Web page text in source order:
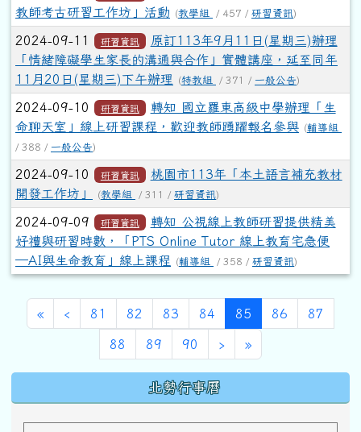
教師考古研習工作坊」活動
(教學組 / 457 / 研習資訊)
2024-09-11 研習資訊
原訂113年9月11日(星期三)辦理
「情緒障礙學生家長的溝通與合作」實體講座，延至同年
11月20日(星期三)下午辦理
(特教組 / 371 / 一般公告)
2024-09-10 研習資訊
轉知 國立羅東高級中學辦理「生
命聊天室」線上研習課程，歡迎教師踴躍報名參與 (輔導組
/ 388 / 一般公告)
2024-09-10 研習資訊
桃園市113年「本土語言補充教材
開發工作坊」
(教學組 / 311 / 研習資訊)
2024-09-09 研習資訊
轉知 公視線上教師研習提供精美
好禮與研習時數，「PTS Online Tutor 線上教育宅急便
─AI與生命教育」線上課程
(輔導組 / 358 / 研習資訊)
«第一頁
‹ 上一頁
81 82 83 84 85 (目前頁次)
86 87
88 89 90 ›下一頁
»最後頁
北勢行事曆